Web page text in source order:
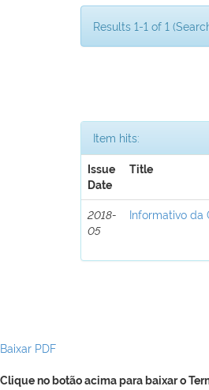
Results 1-1 of 1
Item hits:
Issue
Date
Title
2018-
05
Informativo da
Baixar PDF
Clique no botão acima para baixar o